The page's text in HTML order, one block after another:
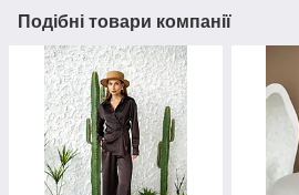
Подібні товари компанії